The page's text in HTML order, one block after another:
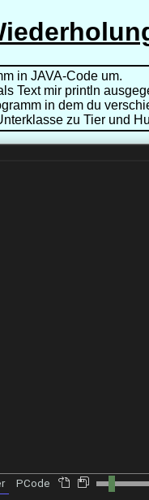
in JAVA-Code um.
Text mir println
in dem du
zu Tier und